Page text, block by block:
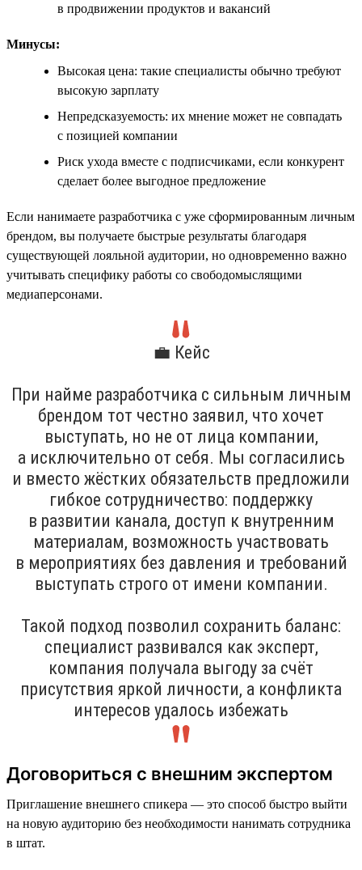
в продвижении продуктов и вакансий
Минусы:
Высокая цена: такие специалисты обычно требуют
высокую зарплату
Непредсказуемость: их мнение может не совпадать
с позицией компании
Риск ухода вместе с подписчиками, если конкурент
сделает более выгодное предложение
Если нанимаете разработчика с уже сформированным личным
брендом, вы получаете быстрые результаты благодаря
существующей лояльной аудитории, но одновременно важно
учитывать специфику работы со свободомыслящими
медиаперсонами.
💼 Кейс
При найме разработчика с сильным личным
брендом тот честно заявил, что хочет
выступать, но не от лица компании,
а исключительно от себя. Мы согласились
и вместо жёстких обязательств предложили
гибкое сотрудничество: поддержку
в развитии канала, доступ к внутренним
материалам, возможность участвовать
в мероприятиях без давления и требований
выступать строго от имени компании.
Такой подход позволил сохранить баланс:
специалист развивался как эксперт,
компания получала выгоду за счёт
присутствия яркой личности, а конфликта
интересов удалось избежать
Договориться с внешним экспертом
Приглашение внешнего спикера — это способ быстро выйти
на новую аудиторию без необходимости нанимать сотрудника
в штат.